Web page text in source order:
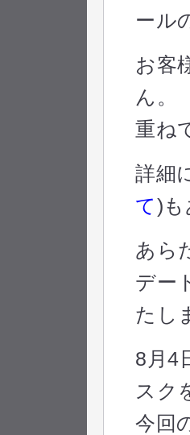
ール
お客
ん。
重ね
詳細
て)も
あら
デー
たし
8月4
スク
今回